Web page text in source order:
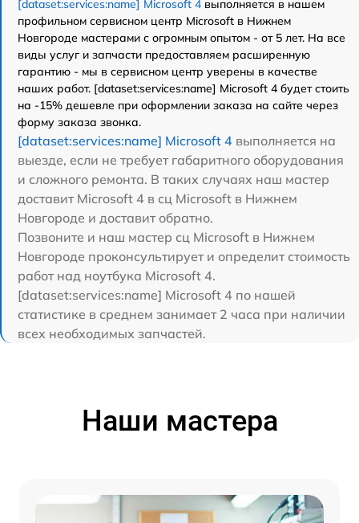
[dataset:services:name] Microsoft 4 выполняется в нашем
профильном сервисном центр Microsoft в Нижнем
Новгороде мастерами с огромным опытом - от 5 лет. На все
виды услуг и запчасти предоставляем расширенную
гарантию - мы в сервисном центр уверены в качестве
наших работ. [dataset:services:name] Microsoft 4 будет стоить
на -15% дешевле при оформлении заказа на сайте через
форму заказа звонка.
[dataset:services:name] Microsoft 4 выполняется на
выезде, если не требует габаритного оборудования
и сложного ремонта. В таких случаях наш мастер
доставит Microsoft 4 в сц Microsoft в Нижнем
Новгороде и доставит обратно.
Позвоните и наш мастер сц Microsoft в Нижнем
Новгороде проконсультирует и определит стоимость
работ над ноутбука Microsoft 4.
[dataset:services:name] Microsoft 4 по нашей
статистике в среднем занимает 2 часа при наличии
всех необходимых запчастей.
Наши мастера